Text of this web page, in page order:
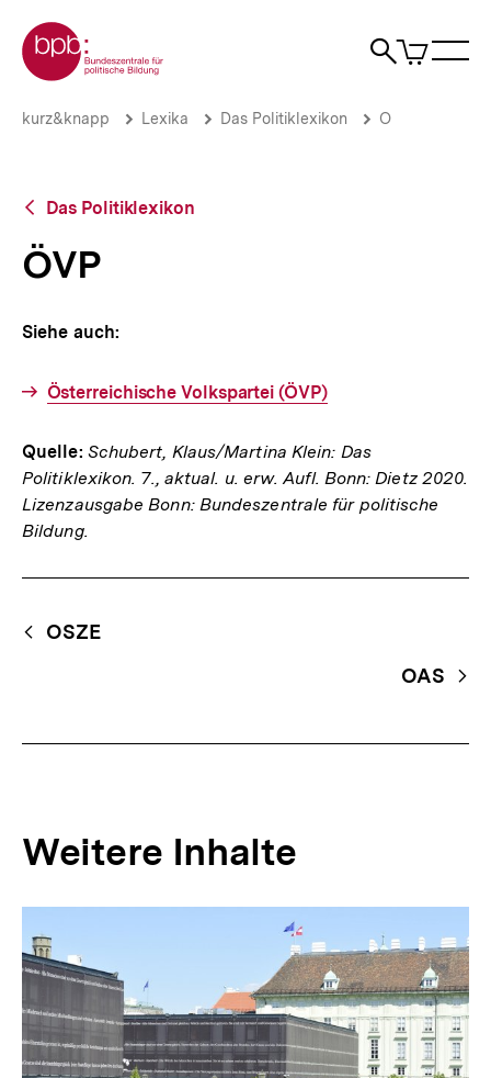
zum
Seiteninhalt
springen
Zur Startseite der bpb
Suche
Artikel
im
ÖVP
Brotkrümelnavigation
Pfadnavigation
kurz&knapp Lexika Das Politiklexikon O
Zurück
Übersicht
Das Politiklexikon
ÖVP
Siehe auch:
Österreichische Volkspartei (ÖVP)
Quelle: Schubert, Klaus/Martina Klein: Das
Politiklexikon. 7., aktual. u. erw. Aufl. Bonn: Dietz 2020.
Lizenzausgabe Bonn: Bundeszentrale für politische
Bildung.
Begriffsnavigation
Content-
Navigation
OSZE
OAS
Weitere Inhalte
für
weitere
Inhalte
überspringen